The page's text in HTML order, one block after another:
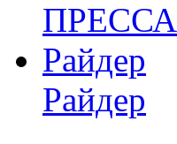
ПРЕССА
Райдер
Райдер